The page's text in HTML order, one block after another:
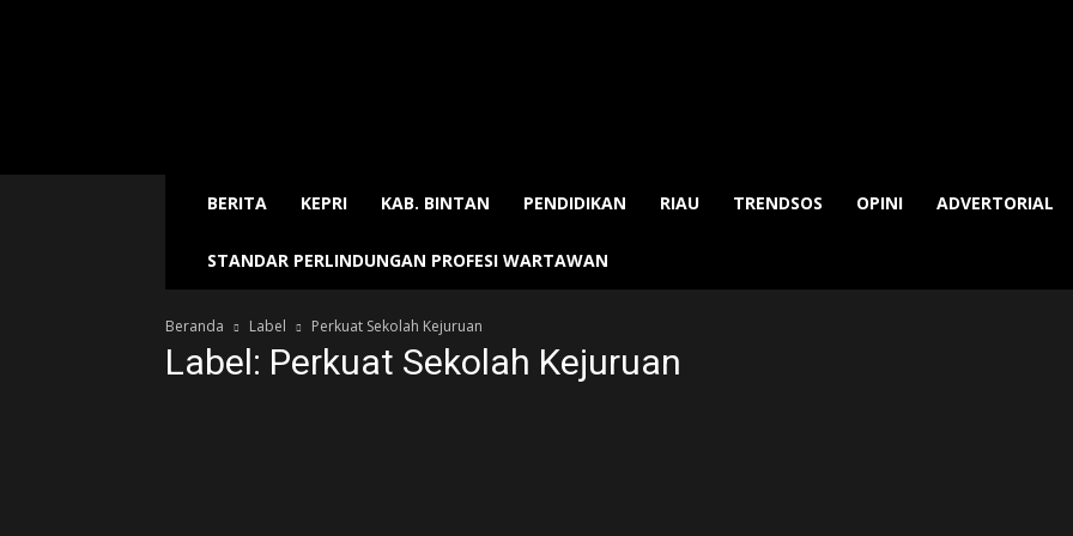
BERITA KEPRI KAB. BINTAN PENDIDIKAN RIAU TRENDSOS OPINI ADVERTORIAL
STANDAR PERLINDUNGAN PROFESI WARTAWAN
Beranda Label Perkuat Sekolah Kejuruan
Label: Perkuat Sekolah Kejuruan